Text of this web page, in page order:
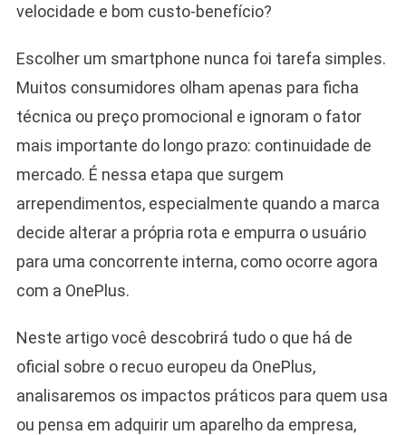
velocidade e bom custo-benefício?
Escolher um smartphone nunca foi tarefa simples.
Muitos consumidores olham apenas para ficha
técnica ou preço promocional e ignoram o fator
mais importante do longo prazo: continuidade de
mercado. É nessa etapa que surgem
arrependimentos, especialmente quando a marca
decide alterar a própria rota e empurra o usuário
para uma concorrente interna, como ocorre agora
com a OnePlus.
Neste artigo você descobrirá tudo o que há de
oficial sobre o recuo europeu da OnePlus,
analisaremos os impactos práticos para quem usa
ou pensa em adquirir um aparelho da empresa,